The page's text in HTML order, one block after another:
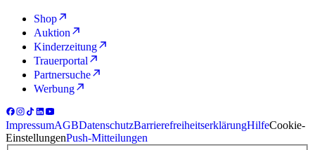
Shop
Auktion
Kinderzeitung
Trauerportal
Partnersuche
Werbung
ImpressumAGBDatenschutzBarrierefreiheitserklärungHilfeCookie-
EinstellungenPush-Mitteilungen